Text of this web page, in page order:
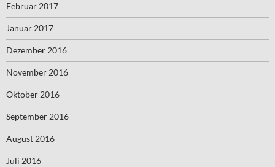
Februar 2017
Januar 2017
Dezember 2016
November 2016
Oktober 2016
September 2016
August 2016
Juli 2016